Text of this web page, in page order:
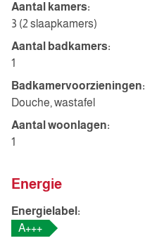
Aantal kamers:
3 (2 slaapkamers)
Aantal badkamers:
1
Badkamervoorzieningen:
Douche, wastafel
Aantal woonlagen:
1
Energie
Energielabel:
A+++